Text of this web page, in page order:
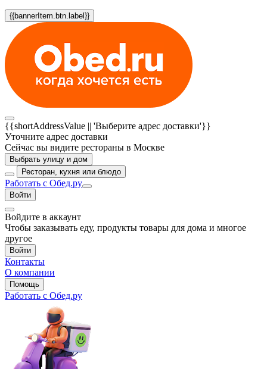
{{bannerItem.btn.label}}
{{shortAddressValue || 'Выберите адрес доставки'}}
Уточните адрес доставки
Сейчас вы видите рестораны в Москве
Выбрать улицу и дом
Ресторан, кухня или блюдо
Работать с Обед.ру
Войти
Войдите в аккаунт
Чтобы заказывать еду, продукты товары для дома и многое
другое
Войти
Контакты
О компании
Помощь
Работать с Обед.ру